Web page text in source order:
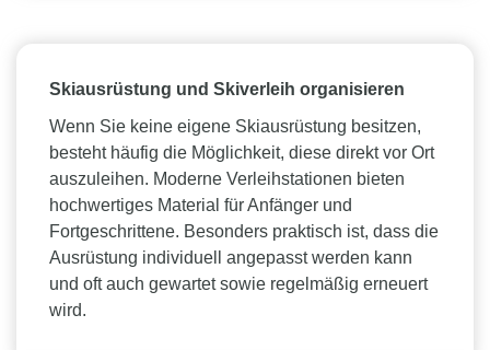
Skiausrüstung und Skiverleih organisieren
Wenn Sie keine eigene Skiausrüstung besitzen,
besteht häufig die Möglichkeit, diese direkt vor Ort
auszuleihen. Moderne Verleihstationen bieten
hochwertiges Material für Anfänger und
Fortgeschrittene. Besonders praktisch ist, dass die
Ausrüstung individuell angepasst werden kann
und oft auch gewartet sowie regelmäßig erneuert
wird.